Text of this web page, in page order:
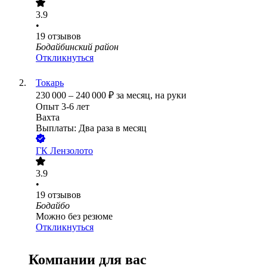
3.9
•
19 отзывов
Бодайбинский район
Откликнуться
Токарь
230 000 – 240 000 ₽ за месяц, на руки
Опыт 3-6 лет
Вахта
Выплаты: Два раза в месяц
ГК Лензолото
3.9
•
19 отзывов
Бодайбо
Можно без резюме
Откликнуться
Компании для вас